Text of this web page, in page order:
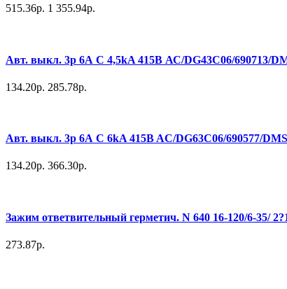
515.36р. 1 355.94р.
Авт. выкл. 3р 6А С 4,5kA 415В АС/DG43C06/690713/
134.20р. 285.78р.
Авт. выкл. 3р 6А С 6kA 415B AC/DG63C06/690577/
134.20р. 366.30р.
Зажим ответвительный герметич. N 640 16-120/6-35/
273.87р.